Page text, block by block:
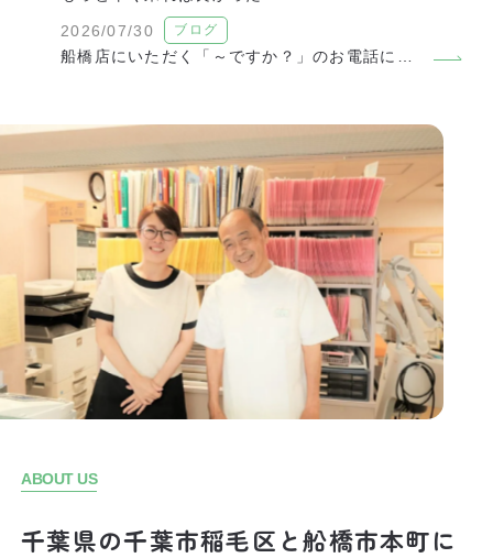
2026/07/30 ブログ
船橋店にいただく「～ですか？」のお電話についてお答えします
ABOUT US
千葉県の千葉市稲毛区と船橋市本町に